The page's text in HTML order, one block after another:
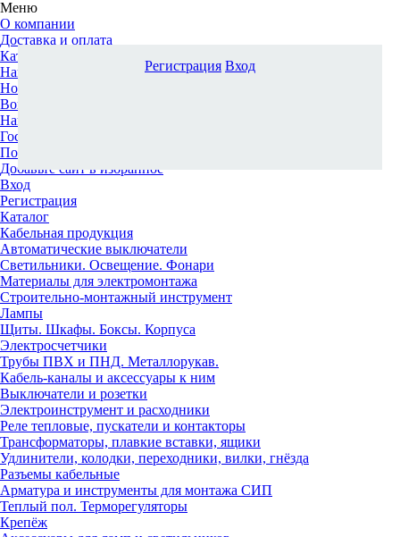
Меню
О компании
Доставка и оплата
Каталог
Наши офисы
Новости и новинки
Вопрос-ответ
Наша команда
Гос. заказчикам
Поставщикам
Добавьте сайт в избранное
Вход
Регистрация
Каталог
Кабельная продукция
Автоматические выключатели
Светильники. Освещение. Фонари
Материалы для электромонтажа
Строительно-монтажный инструмент
Лампы
Щиты. Шкафы. Боксы. Корпуса
Электросчетчики
Трубы ПВХ и ПНД. Металлорукав.
Кабель-каналы и аксессуары к ним
Выключатели и розетки
Электроинструмент и расходники
Реле тепловые, пускатели и контакторы
Трансформаторы, плавкие вставки, ящики
Удлинители, колодки, переходники, вилки, гнёзда
Разъемы кабельные
Арматура и инструменты для монтажа СИП
Теплый пол. Терморегуляторы
Крепёж
Регистрация Вход